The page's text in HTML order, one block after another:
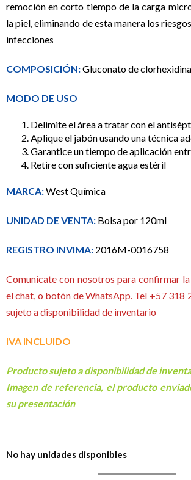
remoción en corto tiempo de la carga
la piel, eliminando de esta manera los
infecciones
COMPOSICIÓN:Gluconato de
MODO DE USO
Delimite el área a tratar con el
Aplique el jabón usando una técnica
Garantice un tiempo de aplicación
Retire con suficiente agua estéril
MARCA:West Química
UNIDAD DE VENTA: Bolsa por 120ml
REGISTRO INVIMA: 2016M-0016758
Comunicate con nosotros para confirmar
el chat, o botón de WhatsApp. Tel +57 318
sujeto a disponibilidad de inventario
IVA INCLUIDO
Producto sujeto a disponibilidad de
Imagen de referencia, el producto
su presentación
No hay unidades disponibles